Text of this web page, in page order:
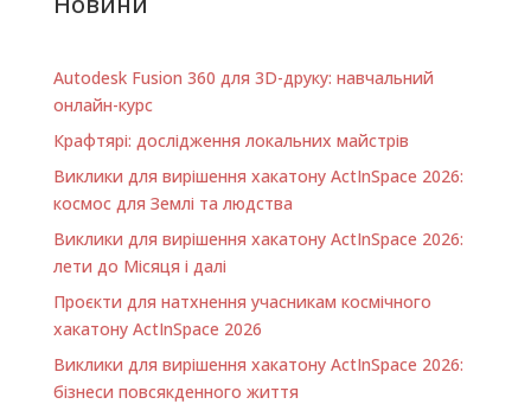
Autodesk Fusion 360 для 3D-друку: навчальний
онлайн-курс
Крафтярі: дослідження локальних майстрів
Виклики для вирішення хакатону ActInSpace 2026:
космос для Землі та людства
Виклики для вирішення хакатону ActInSpace 2026:
лети до Місяця і далі
Проєкти для натхнення учасникам космічного
хакатону ActInSpace 2026
Виклики для вирішення хакатону ActInSpace 2026:
бізнеси повсякденного життя